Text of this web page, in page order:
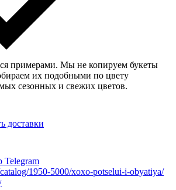
примерами. Мы не копируем букеты
их подобными по цвету
сезонных и свежих цветов.
доставки
Telegram
1950-5000/xoxo-potselui-i-obyatiya/